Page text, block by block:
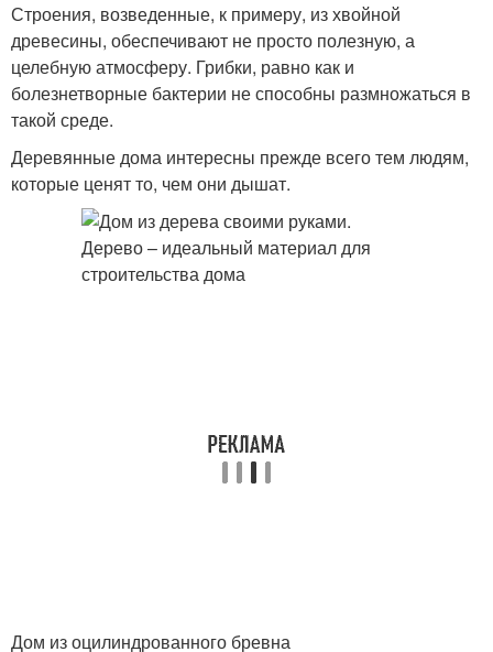
Строения, возведенные, к примеру, из хвойной
древесины, обеспечивают не просто полезную, а
целебную атмосферу. Грибки, равно как и
болезнетворные бактерии не способны размножаться в
такой среде.
Деревянные дома интересны прежде всего тем людям,
которые ценят то, чем они дышат.
Дом из оцилиндрованного бревна